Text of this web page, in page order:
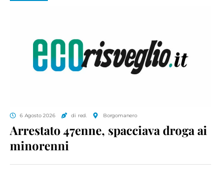
6 Agosto 2026 di red. Borgomanero
Arrestato 47enne, spacciava droga ai
minorenni